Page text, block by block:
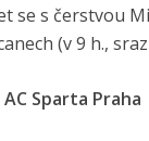
se s čerstvou
(v 9 h.,
Sparta Praha